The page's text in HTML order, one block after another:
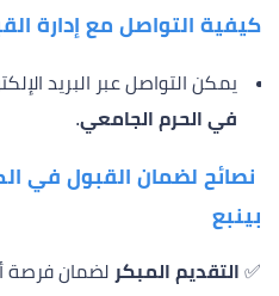
كيفية التواصل مع إدارة
يمكن التواصل عبر البريد
في الحرم الجامعي.
نصائح لضمان القبول في
بينبع
✅ التقديم المبكر لضمان فرصة